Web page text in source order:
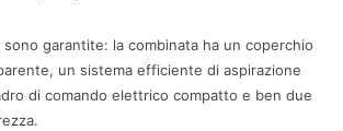
sono garantite: la combinata ha un coperchio
un sistema efficiente di aspirazione
di comando elettrico compatto e ben due